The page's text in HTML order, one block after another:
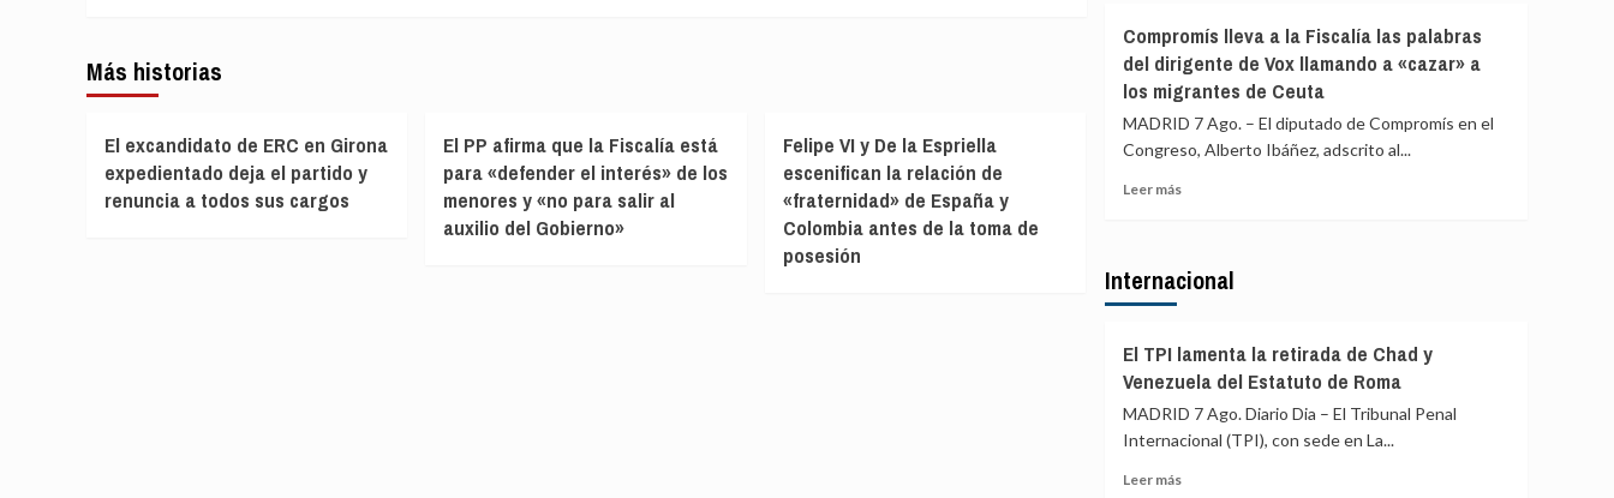
Más historias
El excandidato de ERC en Girona
expedientado deja el partido y
renuncia a todos sus cargos
El PP afirma que la Fiscalía está
para «defender el interés» de los
menores y «no para salir al
auxilio del Gobierno»
Felipe VI y De la Espriella
escenifican la relación de
«fraternidad» de España y
Colombia antes de la toma de
posesión
de
Secretos
del
Congreso
por
la
de
insta
a
Italia
retirar
unos
dignidad»
de
«No
hay
ningún
motivo»
Compromís lleva a la Fiscalía las palabras
del dirigente de Vox llamando a «cazar» a
los migrantes de Ceuta
MADRID 7 Ago. – El diputado de Compromís en el
Congreso, Alberto Ibáñez, adscrito al...
Leer másLeer
lleva
Fiscalía
palabras
del
dirigente
Vox
Internacional
El TPI lamenta la retirada de Chad y
Venezuela del Estatuto de Roma
MADRID 7 Ago. Diario Dia – El Tribunal Penal
Internacional (TPI), con sede en La...
Leer másLeer